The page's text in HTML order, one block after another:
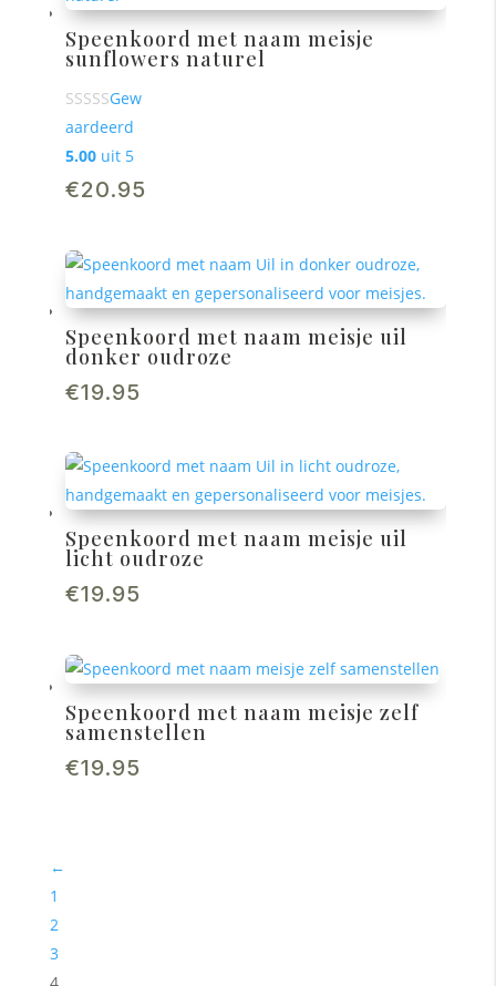
Speenkoord met naam meisje
sunflowers naturel
Gew
aardeerd
5.00uit 5
€20.95
Speenkoord met naam meisje uil
donker oudroze
€19.95
Speenkoord met naam meisje uil
licht oudroze
€19.95
Speenkoord met naam meisje zelf
samenstellen
€19.95
←
1
2
3